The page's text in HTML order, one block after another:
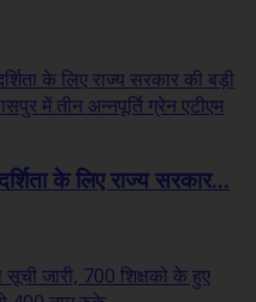
के लिए राज्य सरकार...